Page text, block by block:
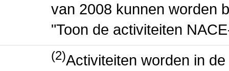
van 2008 kunnen worden
"Toon de activiteiten
(2)Activiteiten worden in